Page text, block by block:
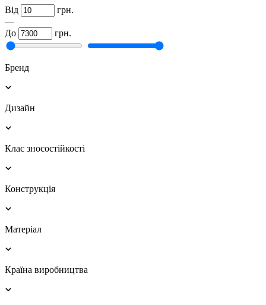
Від
грн.
—
До
грн.
Бренд
Дизайн
Клас зносостійкості
Конструкція
Матеріал
Країна виробництва